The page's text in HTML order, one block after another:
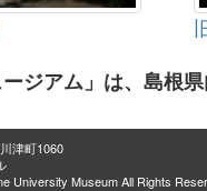
ージアム」は、島根
津町1060
University Museum All Rights